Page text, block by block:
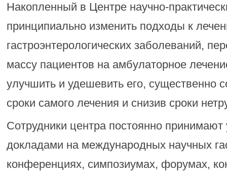
Накопленный в Центре научно-
принципиально изменить подходы к
гастроэнтерологических заболеваний,
массу пациентов на амбулаторное
улучшить и удешевить его, существенно
сроки самого лечения и снизив сроки
Сотрудники центра постоянно
докладами на международных научных
конференциях, симпозиумах, форумах,